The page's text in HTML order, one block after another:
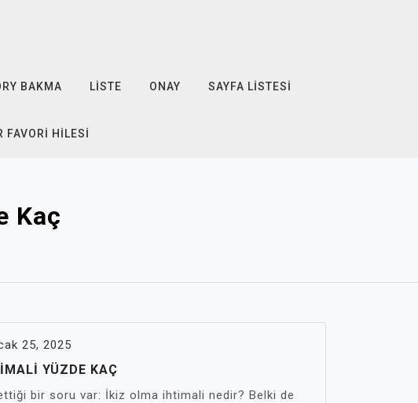
BAKMA LISTE ONAY SAYFA LISTESI
FAVORI HILESI
Kaç
25, 2025
YÜZDE KAÇ
bir soru var: İkiz olma ihtimali nedir? Belki de